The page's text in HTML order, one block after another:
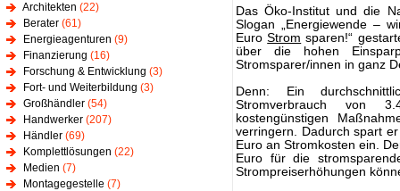
Architekten (22)
Berater (61)
Energieagenturen (9)
Finanzierung (16)
Forschung & Entwicklung (3)
Fort- und Weiterbildung (3)
Großhändler (54)
Handwerker (207)
Händler (69)
Komplettlösungen (22)
Medien (7)
Montagegestelle (7)
Das Öko-Institut und die
Slogan „Energiewende –
EuroStrom sparen!“
über die hohen
Stromsparer/innen in ganz
Denn: Ein
Stromverbrauch von
kostengünstigen
verringern. Dadurch spart
Euro an Stromkosten ein.
Euro für die
Strompreiserhöhungen